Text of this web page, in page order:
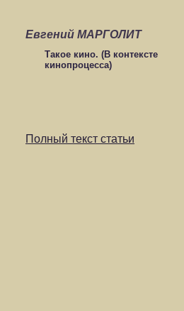
Евгений МАРГОЛИТ
Такое кино. (В контексте
кинопроцесса)
Полный текст статьи